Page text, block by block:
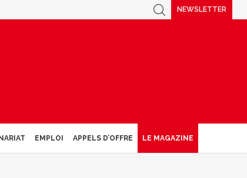
NEWSLETTER
EMPLOI APPELS D’OFFRE LE MAGAZINE